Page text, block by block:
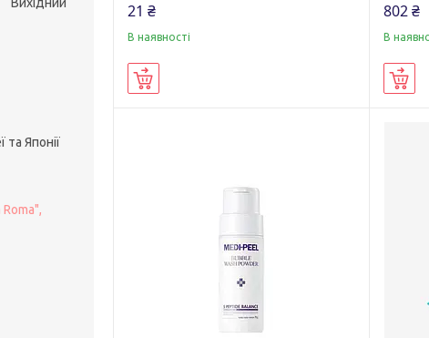
21 ₴
В наявності
802 ₴
В
та Японії